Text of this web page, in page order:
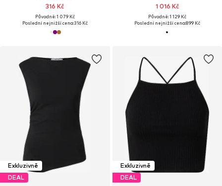
316 Kč
Původně: 1 079 Kč
Poslední nejnižší cena:316 Kč
1 016 Kč
Původně: 1 129 Kč
Poslední nejnižší cena:899 Kč
Exkluzivně
DEAL
Exkluzivně
DEAL